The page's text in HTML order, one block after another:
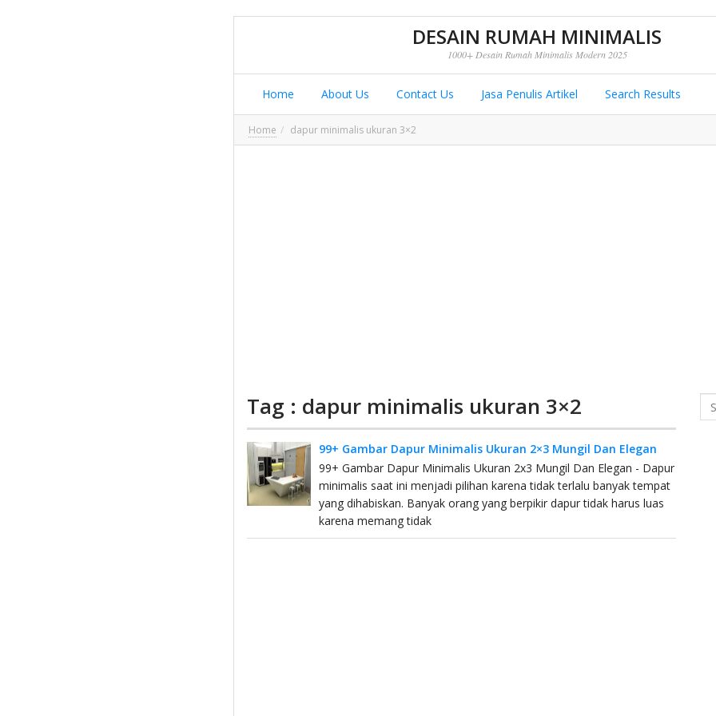
DESAIN RUMAH MINIMALIS
1000+ Desain Rumah Minimalis Modern 2025
Home About Us Contact Us Jasa Penulis Artikel Search Results
Home dapur minimalis ukuran 3×2
Tag : dapur minimalis ukuran 3×2
99+ Gambar Dapur Minimalis Ukuran 2×3 Mungil Dan Elegan
99+ Gambar Dapur Minimalis Ukuran 2x3 Mungil Dan Elegan - Dapur
minimalis saat ini menjadi pilihan karena tidak terlalu banyak tempat
yang dihabiskan. Banyak orang yang berpikir dapur tidak harus luas
karena memang tidak